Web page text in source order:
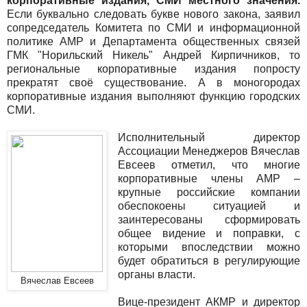
Если буквально следовать букве нового закона, заявил
сопредседатель Комитета по СМИ и информационной
политике АМР и Департамента общественных связей
ГМК "Норильский Никель" Андрей Кирпичников, то
региональные корпоративные издания попросту
прекратят своё существование. А в моногородах
корпоративные издания выполняют функцию городских
СМИ.
Вячеслав Евсеев
Исполнительный директор
Ассоциации Менеджеров Вячеслав
Евсеев отметил, что многие
корпоративные члены АМР –
крупные российские компании
обеспокоены ситуацией и
заинтересованы сформировать
общее видение и поправки, с
которыми впоследствии можно
будет обратиться в регулирующие
органы власти.
Вице-президент АКМР и директор